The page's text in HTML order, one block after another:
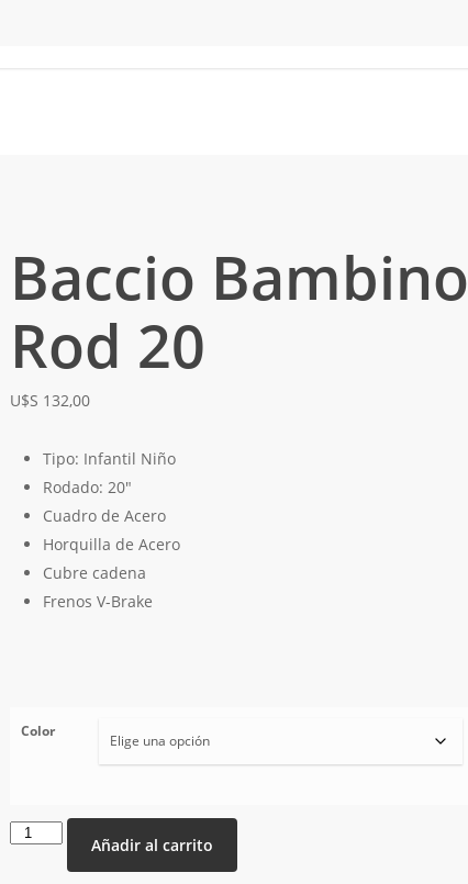
Baccio Bambino
Rod 20
$ 132,00
Tipo: Infantil Niño
Rodado: 20″
Cuadro de Acero
Horquilla de Acero
Cubre cadena
Frenos V-Brake
Color
Baccio
Añadir al carrito